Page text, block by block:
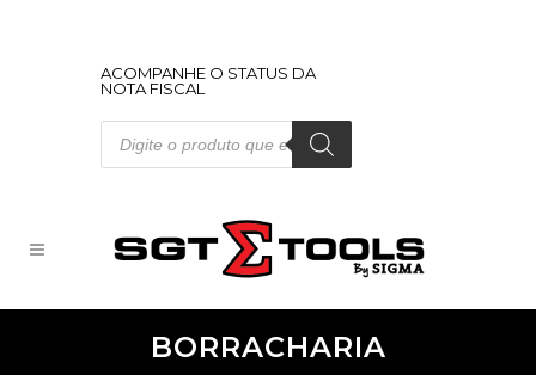
ACOMPANHE O STATUS DA
NOTA FISCAL
Pesquisar
produtos
BORRACHARIA